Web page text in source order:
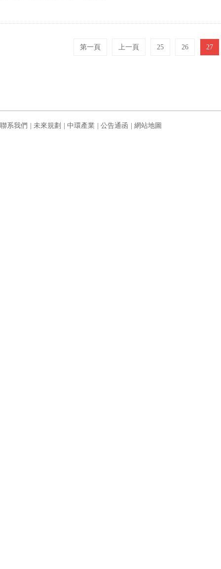
第一頁 上一頁 25 26 27
聯系我們 未來規劃 中環產業 公告通函 網站地圖